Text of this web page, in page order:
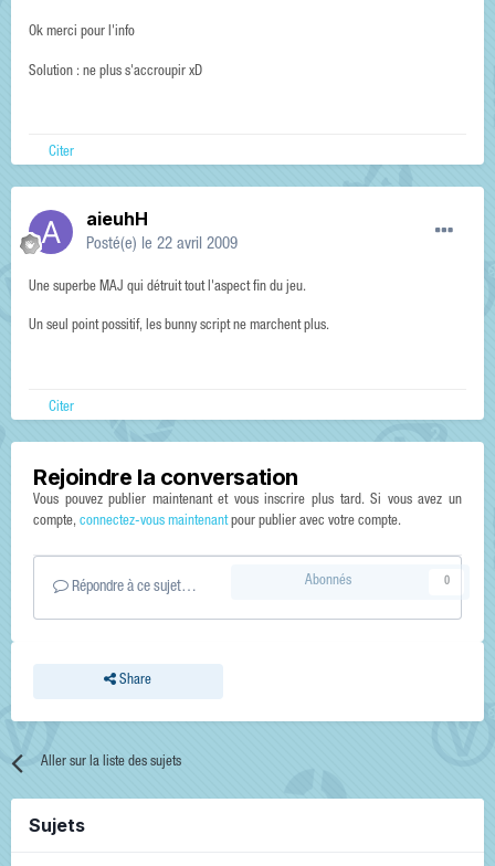
Ok merci pour l'info
Solution : ne plus s'accroupir xD
Citer
aieuhH
Posté(e) le 22 avril 2009
Une superbe MAJ qui détruit tout l'aspect fin du jeu.
Un seul point possitif, les bunny script ne marchent plus.
Citer
Rejoindre la conversation
Vous pouvez publier maintenant et vous inscrire plus tard. Si vous avez un
compte, connectez-vous maintenantpour publier avec votre compte.
Répondre à ce sujet…
Share
Abonnés 0
Aller sur la liste des sujets
Sujets